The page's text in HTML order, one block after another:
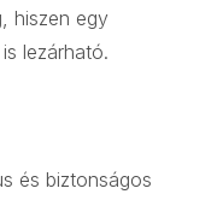
hiszen egy
lezárható.
és biztonságos